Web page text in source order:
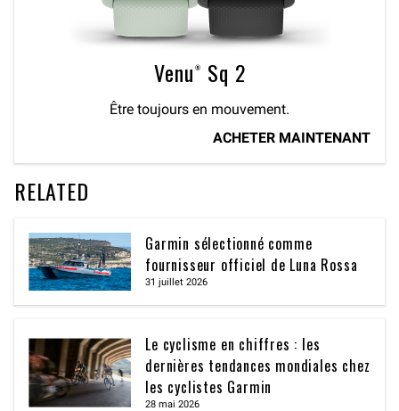
Venu® Sq 2
Être toujours en mouvement.
ACHETER MAINTENANT
RELATED
Garmin sélectionné comme
fournisseur officiel de Luna Rossa
31 juillet 2026
Le cyclisme en chiffres : les
dernières tendances mondiales chez
les cyclistes Garmin
28 mai 2026